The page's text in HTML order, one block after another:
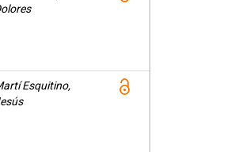
Esquitino,